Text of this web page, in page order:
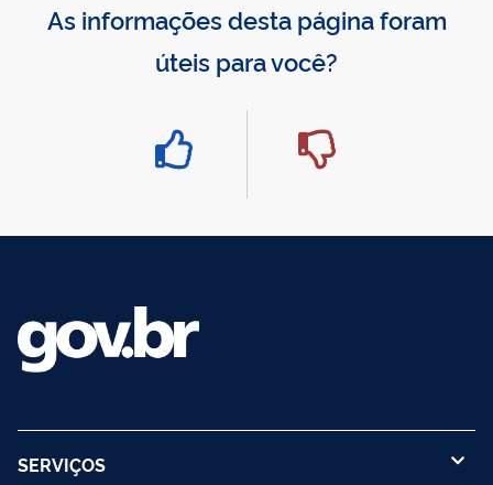
As informações desta página foram
úteis para você?
SERVIÇOS